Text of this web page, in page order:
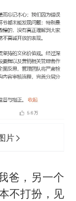
片
爸，另一个
不打扮，见